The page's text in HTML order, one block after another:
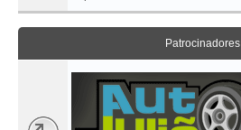
Patrocinadores